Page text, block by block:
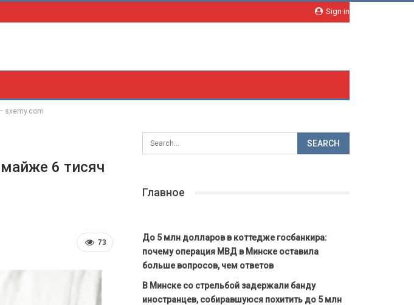
Sign in
sxemy.com
майже 6 тисяч
73
Главное
До 5 млн долларов в коттедже госбанкира:
почему операция МВД в Минске оставила
больше вопросов, чем ответов
В Минске со стрельбой задержали банду
иностранцев, собиравшуюся похитить до 5 млн